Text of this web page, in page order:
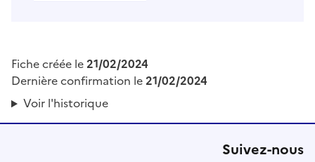
Fiche créée le21/02/2024
Dernière confirmation le21/02/2024
Voir l'historique
Suivez-nous